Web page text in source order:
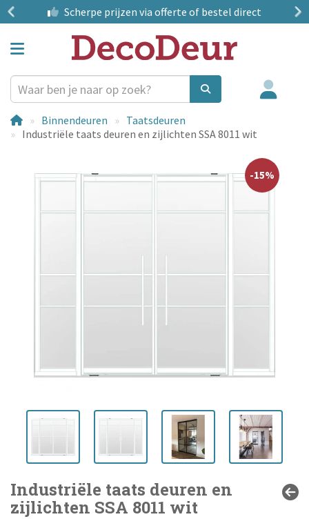
Scherpe prijzen via offerte of bestel direct
Binnendeuren
Taatsdeuren
Industriële taats deuren en zijlichten SSA 8011 wit
-15%
Industriële taats deuren en
zijlichten SSA 8011 wit